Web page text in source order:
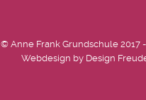
© Anne Frank Grundschule 2017
Webdesign by Design